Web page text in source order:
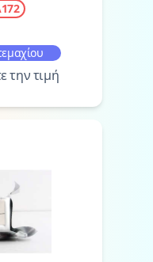
την τιμή